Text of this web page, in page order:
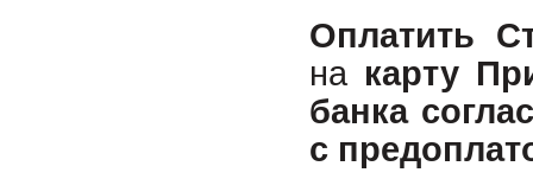
Оплатить
на карту
банка
с